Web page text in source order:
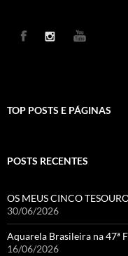
TOP POSTS E PÁGINAS
POSTS RECENTES
OS MEUS CINCO
30/06/2026
Aquarela Brasileira na 47ª
16/06/2026